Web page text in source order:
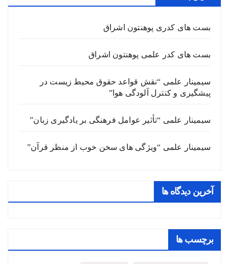
بست های کدری پوهنتون اشراق
بست های کدر علمی پوهنتون اشراق
سیمینار علمی “نقش قواعد حقوق محیط زیست در
پیشگیری و کنترل آلودگی هوا”
سیمینار علمی “تأثیر عوامل فرهنگی بر یادگیری زبان”
سیمینار علمی “ویژگی های سخن خوب از منظر قرآن”
آخرین دیدگاه ها
برچسب ها